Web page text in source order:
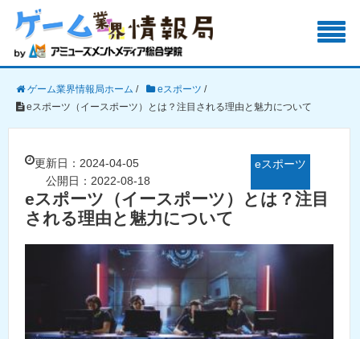
ゲーム業界情報局ホーム / eスポーツ /
eスポーツ（イースポーツ）とは？注目される理由と魅力について
更新日：2024-04-05
公開日：2022-08-18
eスポーツ
eスポーツ（イースポーツ）とは？注目
される理由と魅力について